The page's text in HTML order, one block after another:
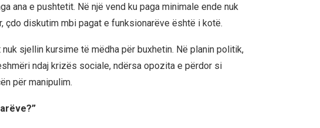
ana e pushtetit. Në një vend ku paga minimale ende nuk
çdo diskutim mbi pagat e funksionarëve është i kotë.
sjellin kursime të mëdha për buxhetin. Në planin politik,
ndaj krizës sociale, ndërsa opozita e përdor si
për manipulim.